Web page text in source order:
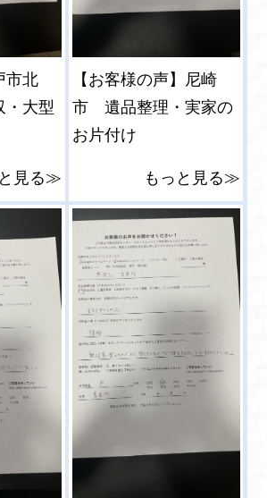
市北
大型
見る≫
【お客様の声】尼崎
市 遺品整理・実家の
お片付け
もっと見る≫